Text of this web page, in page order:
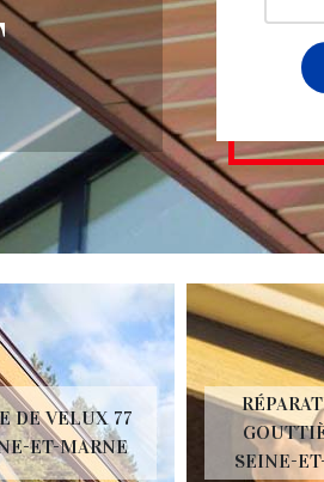
DE VELUX 77
ET-MARNE
SEINE-